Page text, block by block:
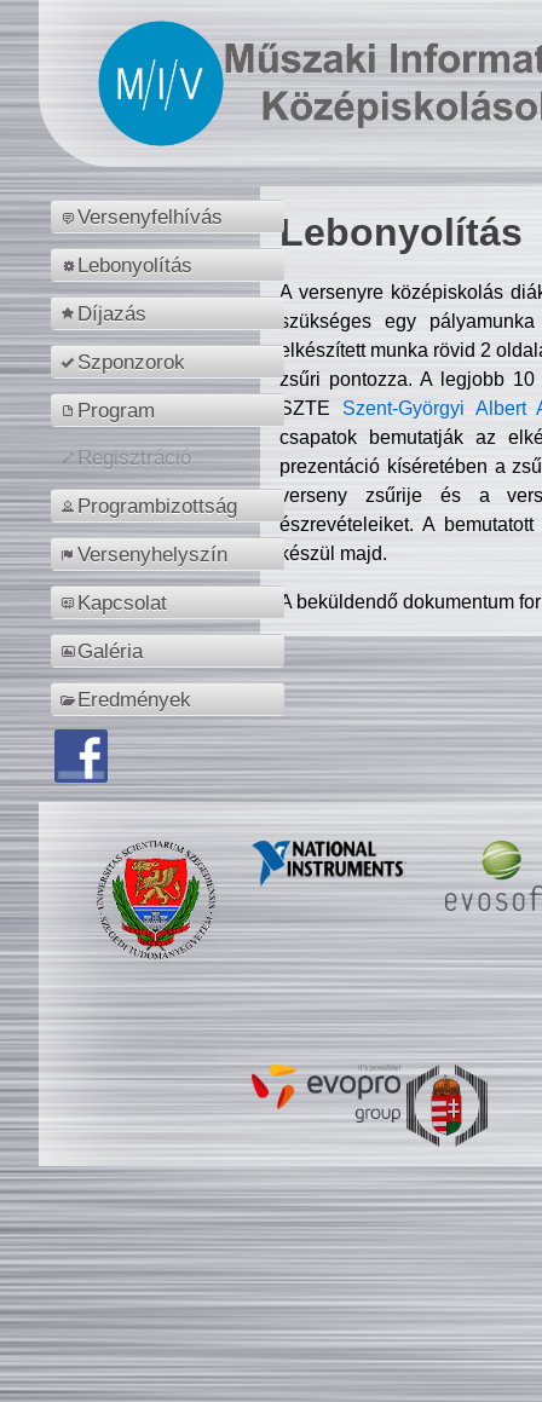
Versenyfelhívás
Lebonyolítás
Díjazás
Szponzorok
Program
Regisztráció
Programbizottság
Versenyhelyszín
Kapcsolat
Galéria
Eredmények
Lebonyolítás
A versenyre középiskolás
szükséges egy
elkészített munka rövid 2
zsűri pontozza. A legjobb
SZTE Szent-Györgyi Albert
csapatok bemutatják az
prezentáció kíséretében a
verseny zsűrije és a
észrevételeiket. A
készül majd.
A beküldendő dokumentum